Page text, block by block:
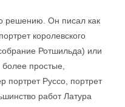
решению. Он писал как
королевского
Ротшильда) или
простые,
портрет Руссо, портрет
работ Латура